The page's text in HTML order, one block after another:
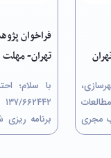
مجری
(به
فراخوان
تهران- مهلت
با
برنامه
پروژه